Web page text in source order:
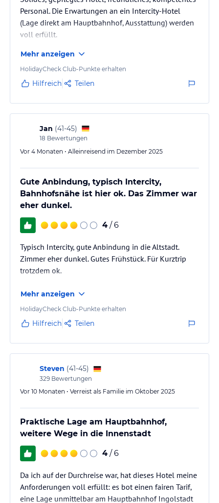
buchbar, kosten 25 € pro Bett und können direkt beim Hotel
angefragt werden.
Hinweis: Allgemeine und unverbindliche
ohne Gewähr und ohne Prüfung durch HolidayCheck. Bitte
jeweiligen Veranstalters.
Personal. Die Erwartungen an ein Intercity-Hotel
(Lage direkt am Hauptbahnhof, Ausstattung) werden
voll erfüllt.
Mehr anzeigen
HolidayCheck Club-Punkte erhalten
Hilfreich Teilen
Jan (41-45)
18 Bewertungen
Vor 4 Monaten • Alleinreisend im Dezember 2025
Gute Anbindung, typisch Intercity,
Bahnhofsnähe ist hier ok. Das Zimmer war
eher dunkel.
4 / 6
Typisch Intercity, gute Anbindung in die Altstadt.
Zimmer eher dunkel. Gutes Frühstück. Für Kurztrip
trotzdem ok.
Mehr anzeigen
HolidayCheck Club-Punkte erhalten
Hilfreich Teilen
Steven (41-45)
329 Bewertungen
Vor 10 Monaten • Verreist als Familie im Oktober 2025
Praktische Lage am Hauptbahnhof,
weitere Wege in die Innenstadt
4 / 6
Da ich auf der Durchreise war, hat dieses Hotel meine
Anforderungen voll erfüllt: es bot einen fairen Tarif,
eine Lage unmittelbar am Hauptbahnhof Ingolstadt